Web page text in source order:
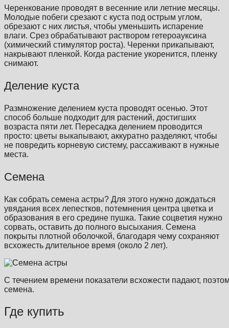
Черенкование проводят в весенние или летние месяцы.
Молодые побеги срезают с куста под острым углом,
обрезают с них листья, чтобы уменьшить испарение
влаги. Срез обрабатывают раствором гетероауксина
(химический стимулятор роста). Черенки прикапывают,
накрывают пленкой. Когда растение укоренится, пленку
снимают.
Деление куста
Размножение делением куста проводят осенью. Этот
способ больше подходит для растений, достигших
возраста пяти лет. Пересадка делением проводится
просто: цветы выкапывают, аккуратно разделяют, чтобы
не повредить корневую систему, рассаживают в нужные
места.
Семена
Как собрать семена астры? Для этого нужно дождаться
увядания всех лепестков, потемнения центра цветка и
образования в его средине пушка. Такие соцветия нужно
сорвать, оставить до полного высыхания. Семена
покрыты плотной оболочкой, благодаря чему сохраняют
всхожесть длительное время (около 2 лет).
С течением времени показатели всхожести падают,
семена.
Где купить